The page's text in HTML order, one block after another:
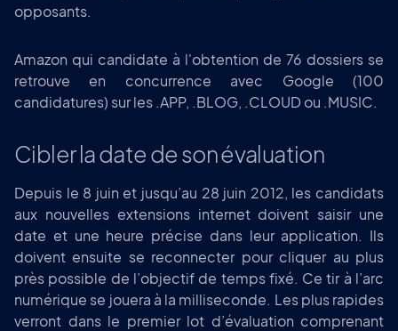
opposants.
Amazon qui candidate à l'obtention de 76 dossiers se
retrouve en concurrence avec Google (100
candidatures) sur les .APP, .BLOG, .CLOUD ou .MUSIC.
Cibler la date de son évaluation
Depuis le 8 juin et jusqu’au 28 juin 2012, les candidats
aux nouvelles extensions internet doivent saisir une
date et une heure précise dans leur application. Ils
doivent ensuite se reconnecter pour cliquer au plus
près possible de l’objectif de temps fixé. Ce tir à l’arc
numérique se jouera à la milliseconde. Les plus rapides
verront dans le premier lot d’évaluation comprenant